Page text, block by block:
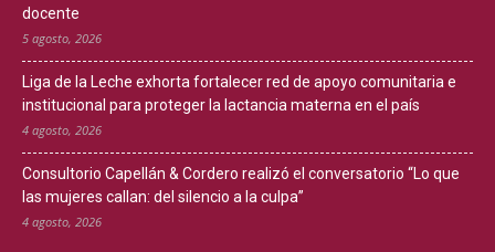
docente
5 agosto, 2026
Liga de la Leche exhorta fortalecer red de apoyo comunitaria e
institucional para proteger la lactancia materna en el país
4 agosto, 2026
Consultorio Capellán & Cordero realizó el conversatorio “Lo que
las mujeres callan: del silencio a la culpa”
4 agosto, 2026